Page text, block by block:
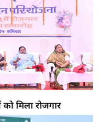
मिला रोजगार